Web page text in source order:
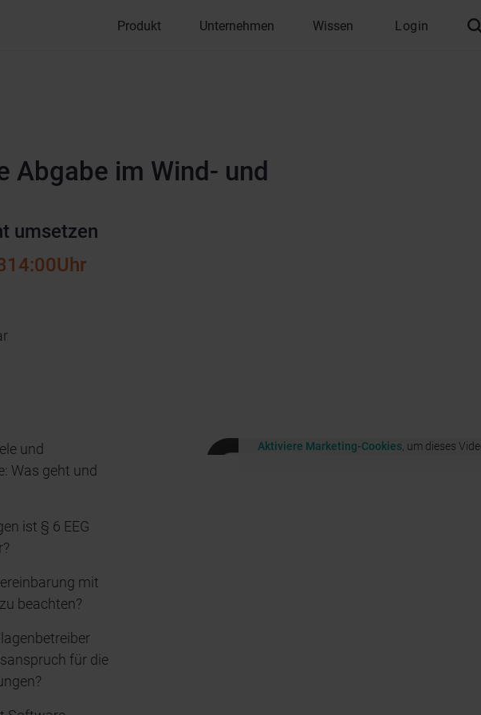
Produkt Unternehmen Wissen Login
Abgabe im Wind- und
umsetzen
14:00Uhr
und
Was geht und
ist § 6 EEG
mit
beachten?
für die
Aktiviere Marketing-Cookies , um dieses